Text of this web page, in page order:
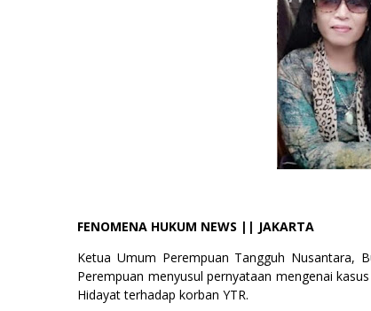
FENOMENA HUKUM NEWS || JAKARTA
Ketua Umum Perempuan Tangguh Nusantara,
Perempuan menyusul pernyataan mengenai
Hidayat terhadap korban YTR.